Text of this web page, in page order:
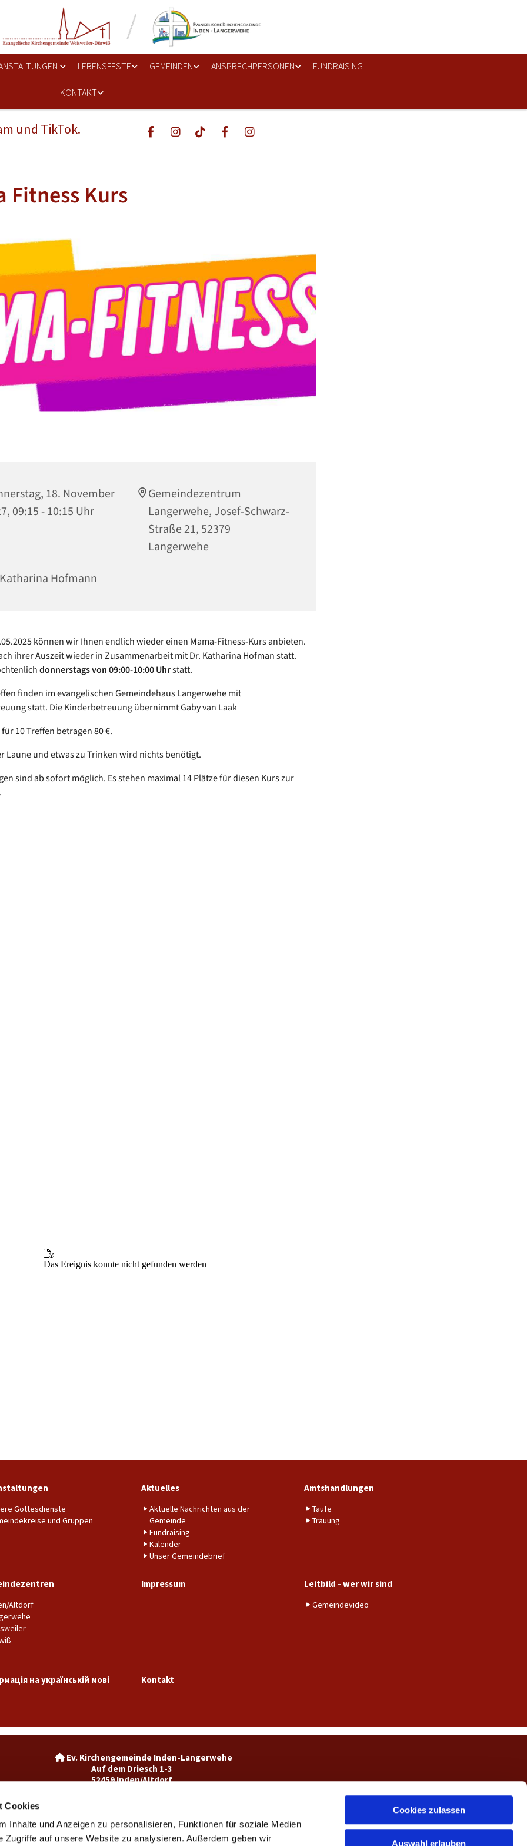
Cookies
Inhalte und Anzeigen zu personalisieren, Funktionen für soziale Medien
Zugriffe auf unsere Website zu analysieren. Außerdem geben wir
Cookies zulassen
Auswahl erlauben
LEBENSFESTE GEMEINDEN ANSPRECHPERSONEN FUNDRAISING
KONTAKT
und TikTok.
Fitness Kurs
18. November
09:15 - 10:15 Uhr
Gemeindezentrum
Langerwehe, Josef-Schwarz-
Straße 21, 52379
Langerwehe
Hofmann
können wir Ihnen endlich wieder einen Mama-Fitness-Kurs anbieten.
ihrer Auszeit wieder in Zusammenarbeit mit Dr. Katharina Hofman statt.
donnerstags von 09:00-10:00 Uhrstatt.
finden im evangelischen Gemeindehaus Langerwehe mit
statt. Die Kinderbetreuung übernimmt Gaby van Laak
10 Treffen betragen 80 €.
Laune und etwas zu Trinken wird nichts benötigt.
sind ab sofort möglich. Es stehen maximal 14 Plätze für diesen Kurs zur
Gottesdienste
und Gruppen
Aktuelles
Aktuelle Nachrichten aus der
Gemeinde
Fundraising
Kalender
Unser Gemeindebrief
Amtshandlungen
Taufe
Trauung
Altdorf
Impressum Leitbild - wer wir sind
Gemeindevideo
на українській мові Kontakt
Ev. Kirchengemeinde Inden-Langerwehe
Auf dem Driesch 1-3
52459 Inden/Altdorf
Ev. Kirchengemeinde Weisweiler-Dürwiß
Burgweg 7